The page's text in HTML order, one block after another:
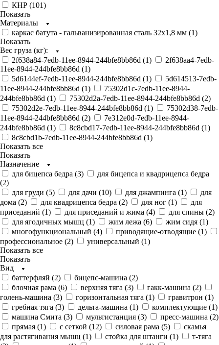
КНР (101)
Показать
Материалы
каркас батута - гальванизированная сталь 32х1,8 мм (1)
Показать
Вес груза (кг):
2f638a84-7edb-11ee-8944-244bfe8bb86d (1)
2f638aa4-7edb-
11ee-8944-244bfe8bb86d (1)
5d6144ef-7edb-11ee-8944-244bfe8bb86d (1)
5d614513-7edb-
11ee-8944-244bfe8bb86d (1)
75302d1c-7edb-11ee-8944-
244bfe8bb86d (1) 75302d2a-7edb-11ee-8944-244bfe8bb86d (2)
75302d2e-7edb-11ee-8944-244bfe8bb86d (1)
75302d38-7edb-
11ee-8944-244bfe8bb86d (2)
7e312e0d-7edb-11ee-8944-
244bfe8bb86d (1) 8c8cbd17-7edb-11ee-8944-244bfe8bb86d (1)
8c8cbd1b-7edb-11ee-8944-244bfe8bb86d (1)
Показать все
Показать
Назначение
для бицепса бедра (3)
для бицепса и квадрицепса бедра
(2)
для груди (5) для дачи (10) для джампинга (1)
для
дома (2) для квадрицепса бедра (2) для ног (1)
для
приседаний (1) для приседаний и жима (4) для спины (2)
для ягодичных мышц (1) жим лежа (6) жим сидя (1)
многофункциональный (4) приводящие-отводящие (1)
профессиональное (2) универсальный (1)
Показать все
Показать
Вид
баттерфляй (2) бицепс-машина (2)
блочная рама (6) верхняя тяга (3) гакк-машина (2)
голень-машина (3) горизонтальная тяга (1) гравитрон (1)
гребная тяга (3) дельта-машина (1) комплектующие (1)
машина Смита (3) мультистанция (3) пресс-машина (2)
прямая (1) с сеткой (12) силовая рама (5)
скамья
для растягивания мышц (1) стойка для штанги (1)
т-тяга